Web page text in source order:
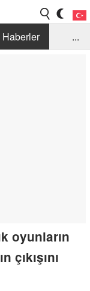
Haberler
...
oyunların
çıkışını